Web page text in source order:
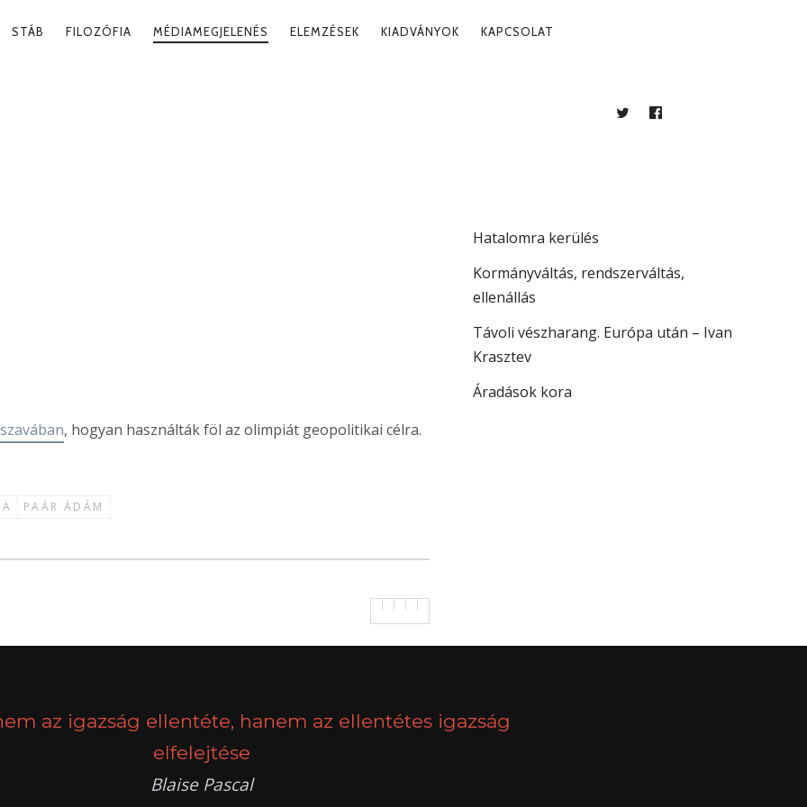
STÁB FILOZÓFIA MÉDIAMEGJELENÉS ELEMZÉSEK KIADVÁNYOK KAPCSOLAT
TWITTERFACEBOOK
, hogyan használták föl az olimpiát geopolitikai célra.
PAÁR ÁDÁM
Hatalomra kerülés
Kormányváltás, rendszerváltás,
ellenállás
Távoli vészharang. Európa után – Ivan
Krasztev
Áradások kora
az igazság ellentéte, hanem az ellentétes igazság
elfelejtése
Blaise Pascal